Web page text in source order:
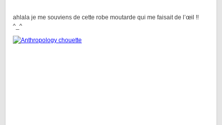
ahlala je me souviens de cette robe moutarde qui me faisait de l’œil !!
^_^